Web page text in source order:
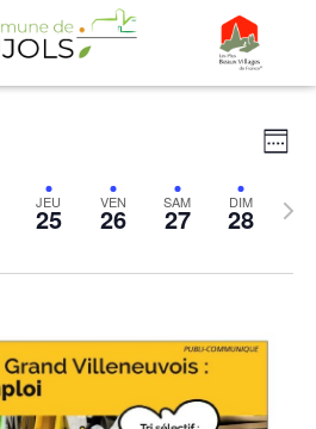
JEU
25 VEN
26 SAM
27 DIM
28